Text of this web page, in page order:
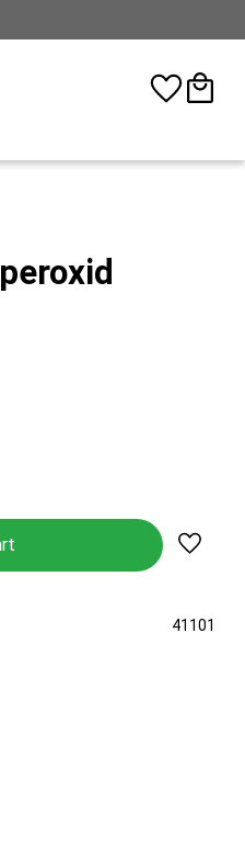
Favorites
Basket
Add to
41101